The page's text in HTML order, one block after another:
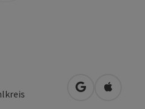
in Google
in